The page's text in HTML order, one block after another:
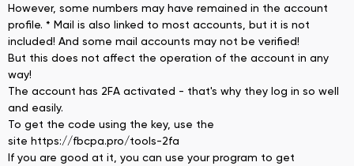
However, some numbers may have remained in the account
profile. * Mail is also linked to most accounts, but it is not
included! And some mail accounts may not be verified!
But this does not affect the operation of the account in any
way!
The account has 2FA activated - that's why they log in so well
and easily.
To get the code using the key, use the
site https://fbcpa.pro/tools-2fa
If you are good at it, you can use your program to get